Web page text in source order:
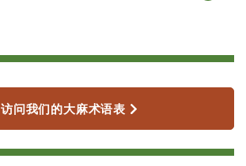
访问我们的大麻术语表